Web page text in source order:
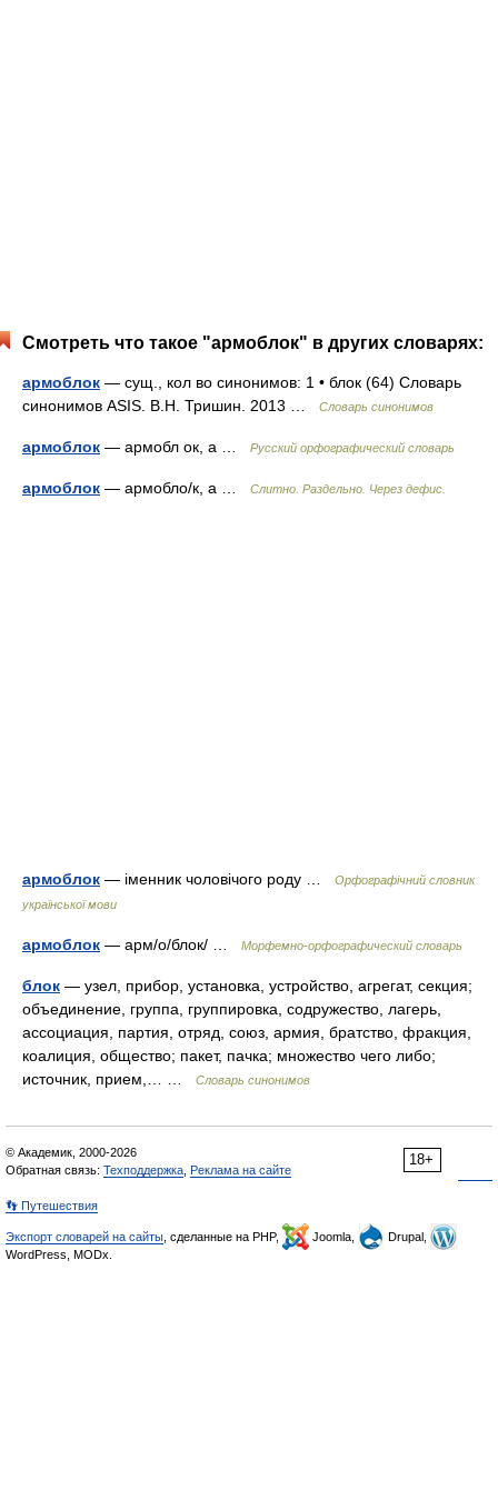
Смотреть что такое "армоблок" в других словарях:
армоблок — сущ., кол во синонимов: 1 • блок (64) Словарь
синонимов ASIS. В.Н. Тришин. 2013 …
Словарь синонимов
армоблок — армобл ок, а … Русский орфографический словарь
армоблок — армобло/к, а … Слитно. Раздельно. Через дефис.
армоблок — іменник чоловічого роду …
Орфографічний словник
української мови
армоблок — арм/о/блок/ … Морфемно-орфографический словарь
блок — узел, прибор, установка, устройство, агрегат, секция;
объединение, группа, группировка, содружество, лагерь,
ассоциация, партия, отряд, союз, армия, братство, фракция,
коалиция, общество; пакет, пачка; множество чего либо;
источник, прием,… …
Словарь синонимов
18+
© Академик, 2000-2026
Обратная связь: Техподдержка Реклама на сайте
👣 Путешествия
Экспорт словарей на сайты , сделанные на PHP, Joomla,
Drupal,
WordPress, MODx.